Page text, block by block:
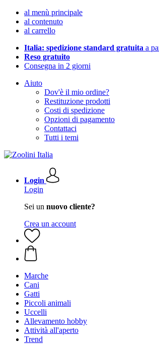
al menù principale
al contenuto
al carrello
Italia: spedizione standard gratuita a
Reso gratuito
Consegna in 2 giorni
Aiuto
Dov'è il mio ordine?
Restituzione prodotti
Costi di spedizione
Opzioni di pagamento
Contattaci
Tutti i temi
Login
Login
Sei un nuovo cliente?
Crea un account
Marche
Cani
Gatti
Piccoli animali
Uccelli
Allevamento hobby
Attività all'aperto
Trend